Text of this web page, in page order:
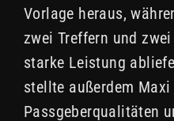
Vorlage heraus,
zwei Treffern und
starke Leistung
stellte außerdem Maxi
Passgeberqualitäten